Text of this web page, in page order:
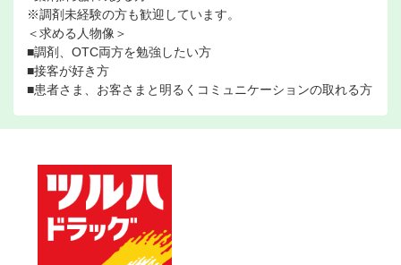
※調剤未経験の方も歓迎しています。
＜求める人物像＞
■調剤、OTC両方を勉強したい方
■接客が好き方
■患者さま、お客さまと明るくコミュニケーションの取れる方